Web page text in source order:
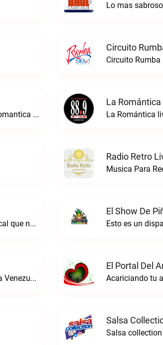
Lo mas
Circuito
Circuito
24 Con La Musica Que Directa a Tus Sentidos.Radio La Romantica live
La Romántica
La Romántica
Radio Retro
Musica Para
Radio de género balada romántica. Con la selección musical que nos gusta...Caracas. Baladas y más… live
El Show De
Esto es un
La estacion de radio cristiana de VenezuelaRadio Cristiana Venezuela live
El Portal Del
Acariciando tu
Salsa
Salsa